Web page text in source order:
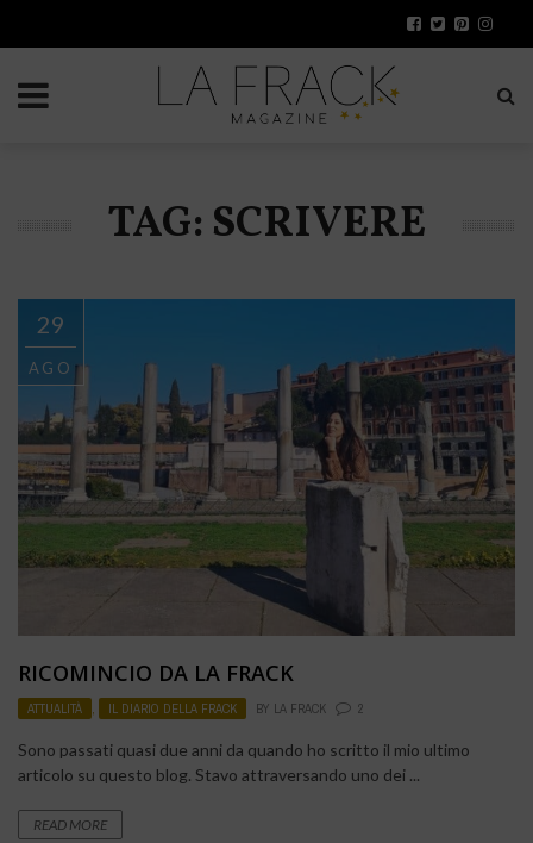
TAG: SCRIVERE
29
AGO
RICOMINCIO DA LA FRACK
ATTUALITÀ , IL DIARIO DELLA FRACK BY LA FRACK 2
Sono passati quasi due anni da quando ho scritto il mio ultimo
articolo su questo blog. Stavo attraversando uno dei ...
READ MORE